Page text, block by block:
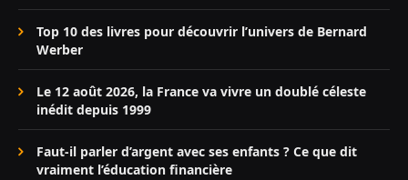
Top 10 des livres pour découvrir l’univers de Bernard
Werber
Le 12 août 2026, la France va vivre un doublé céleste
inédit depuis 1999
Faut-il parler d’argent avec ses enfants ? Ce que dit
vraiment l’éducation financière